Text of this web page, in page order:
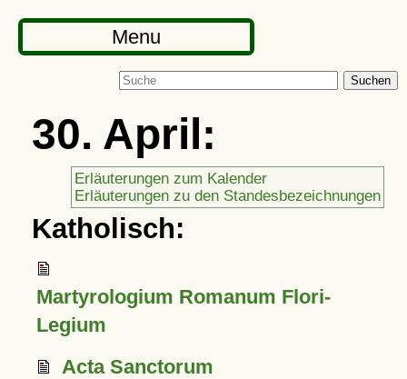
Menu
Suchen
30. April:
Erläuterungen zum Kalender
Erläuterungen zu den Standesbezeichnungen
Katholisch:
Martyrologium Romanum Flori-
Legium
Acta Sanctorum